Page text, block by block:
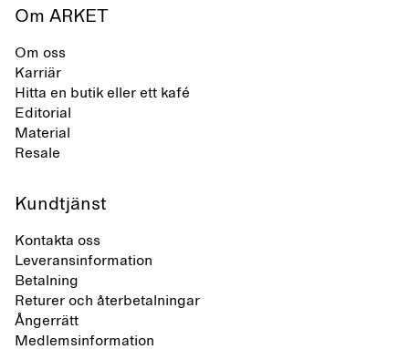
Om ARKET
Om oss
Karriär
Hitta en butik eller ett kafé
Editorial
Material
Resale
Kundtjänst
Kontakta oss
Leveransinformation
Betalning
Returer och återbetalningar
Ångerrätt
Medlemsinformation